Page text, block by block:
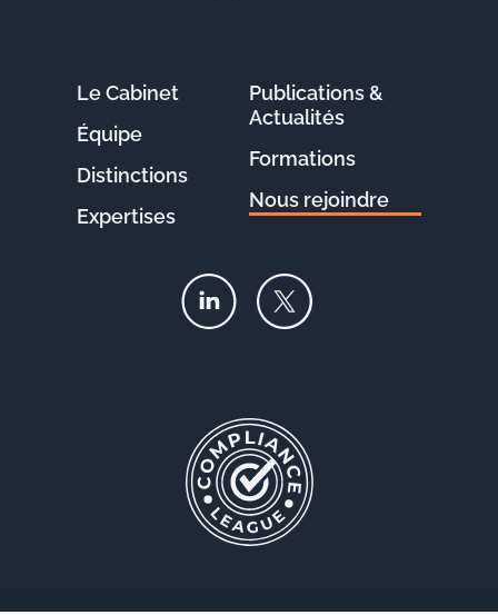
Le Cabinet
Équipe
Distinctions
Expertises
Publications &
Actualités
Formations
Nous rejoindre